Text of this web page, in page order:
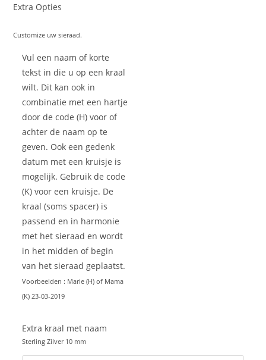
Extra Opties
Customize uw sieraad.
Vul een naam of korte
tekst in die u op een kraal
wilt. Dit kan ook in
combinatie met een hartje
door de code (H) voor of
achter de naam op te
geven. Ook een gedenk
datum met een kruisje is
mogelijk. Gebruik de code
(K) voor een kruisje. De
kraal (soms spacer) is
passend en in harmonie
met het sieraad en wordt
in het midden of begin
van het sieraad geplaatst.
Voorbeelden : Marie (H) of Mama
(K) 23-03-2019
Extra kraal met naam
Sterling Zilver 10 mm